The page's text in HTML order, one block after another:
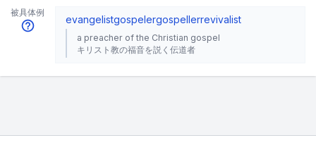
被具体例
evangelistgospelergospellerrevivalist
a preacher of the Christian gospel
キリスト教の福音を説く伝道者